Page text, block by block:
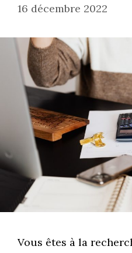
16 décembre 2022
Vous êtes à la